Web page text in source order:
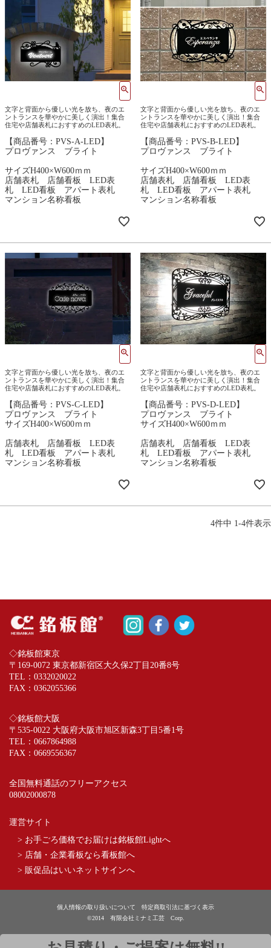
文字と背面から優しい光を放ち、夜のエ
ントランスを華やかに美しく演出！集合
住宅や店舗表札におすすめのLED表札。
【商品番号：PVS-A-LED】
プロヴァンス ブライト
サイズH400×W600ｍｍ
店舗表札 店舗看板 LED表
札 LED看板 アパート表札
マンション名称看板
文字と背面から優しい光を放ち、夜のエ
ントランスを華やかに美しく演出！集合
住宅や店舗表札におすすめのLED表札。
【商品番号：PVS-B-LED】
プロヴァンス ブライト
サイズH400×W600ｍｍ
店舗表札 店舗看板 LED表
札 LED看板 アパート表札
マンション名称看板
文字と背面から優しい光を放ち、夜のエ
ントランスを華やかに美しく演出！集合
住宅や店舗表札におすすめのLED表札。
【商品番号：PVS-C-LED】
プロヴァンス ブライト
サイズH400×W600ｍｍ
店舗表札 店舗看板 LED表
札 LED看板 アパート表札
マンション名称看板
文字と背面から優しい光を放ち、夜のエ
ントランスを華やかに美しく演出！集合
住宅や店舗表札におすすめのLED表札。
【商品番号：PVS-D-LED】
プロヴァンス ブライト
サイズH400×W600ｍｍ
店舗表札 店舗看板 LED表
札 LED看板 アパート表札
マンション名称看板
4件中 1-4件表示
◇銘板館東京
〒169-0072 東京都新宿区大久保2丁目20番8号
TEL： 0332020022
FAX：0362055366
◇銘板館大阪
〒535-0022 大阪府大阪市旭区新森3丁目5番1号
TEL： 0667864988
FAX：0669556367
全国無料通話のフリーアクセス
08002000878
運営サイト
> お手ごろ価格でお届けは銘板館Lightへ
> 店舗・企業看板なら看板館へ
> 販促品はいいネットサインへ
個人情報の取り扱いについて
特定商取引法に基づく表示
©2014 有限会社ミナミ工芸 Corp.